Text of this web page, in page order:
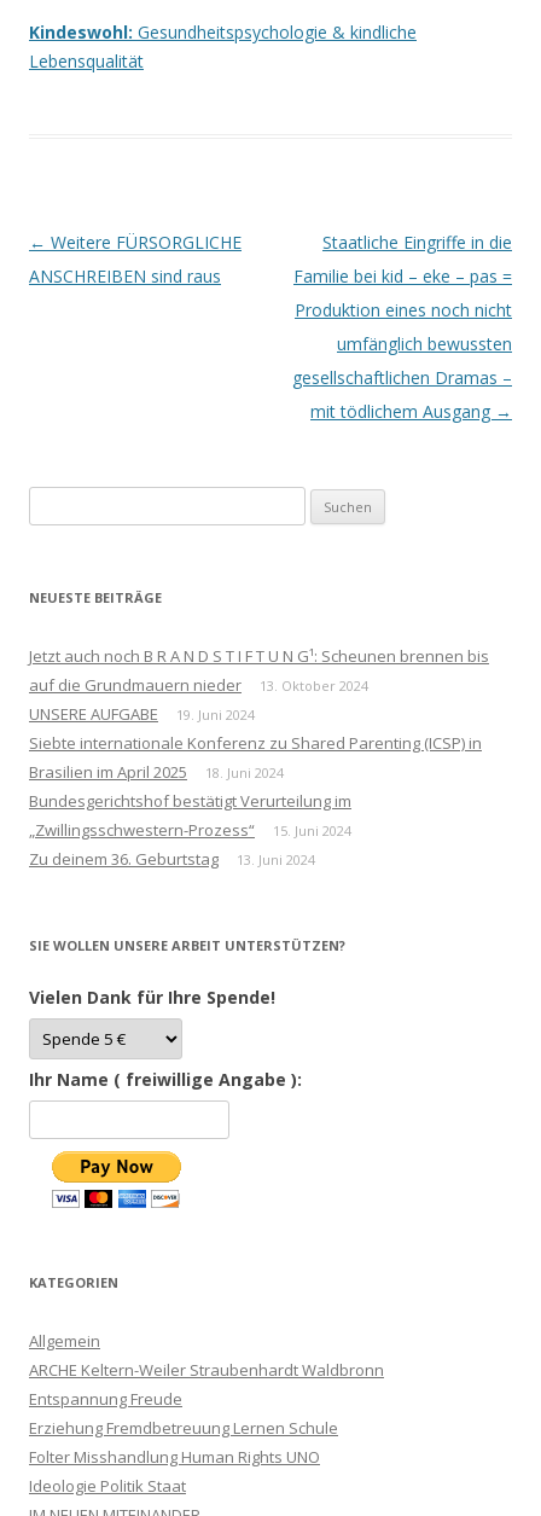
Kindeswohl: Gesundheitspsychologie & kindliche
Lebensqualität
Beitrags-
Navigation
← Weitere FÜRSORGLICHE
ANSCHREIBEN sind raus
Staatliche Eingriffe in die
Familie bei kid – eke – pas =
Produktion eines noch nicht
umfänglich bewussten
gesellschaftlichen Dramas –
mit tödlichem Ausgang →
nach:
NEUESTE BEITRÄGE
Jetzt auch noch B R A N D S T I F T U N G¹: Scheunen brennen bis
auf die Grundmauern nieder
13. Oktober 2024
UNSERE AUFGABE 19. Juni 2024
Siebte internationale Konferenz zu Shared Parenting (ICSP) in
Brasilien im April 2025
18. Juni 2024
Bundesgerichtshof bestätigt Verurteilung im
„Zwillingsschwestern-Prozess“
15. Juni 2024
Zu deinem 36. Geburtstag 13. Juni 2024
SIE WOLLEN UNSERE ARBEIT UNTERSTÜTZEN?
Vielen Dank für Ihre Spende!
Ihr Name ( freiwillige Angabe ):
KATEGORIEN
Allgemein
ARCHE Keltern-Weiler Straubenhardt Waldbronn
Entspannung Freude
Erziehung Fremdbetreuung Lernen Schule
Folter Misshandlung Human Rights UNO
Ideologie Politik Staat